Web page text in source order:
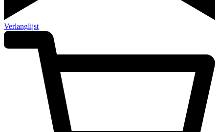
Verlanglijst